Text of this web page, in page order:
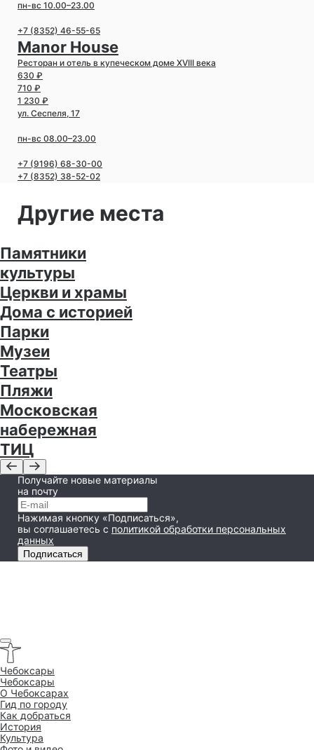
пн-вс 10.00–23.00
+7 (8352) 46-55-65
Manor House
Ресторан и отель в купеческом доме XVIII века
630 ₽
710 ₽
1 230 ₽
ул. Сеспеля, 17
пн-вс 08.00–23.00
+7 (9196) 68-30-00
+7 (8352) 38-52-02
Другие места
Памятники
культуры
Церкви и храмы
Дома с историей
Парки
Музеи
Театры
Пляжи
Московская
набережная
ТИЦ
Получайте новые материалы
на почту
Нажимая кнопку «Подписаться»,
вы соглашаетесь с политикой обработки персональных
данных
Подписаться
Чебоксары
Чебоксары
O Чебоксарах
Гид по городу
Как добраться
История
Культура